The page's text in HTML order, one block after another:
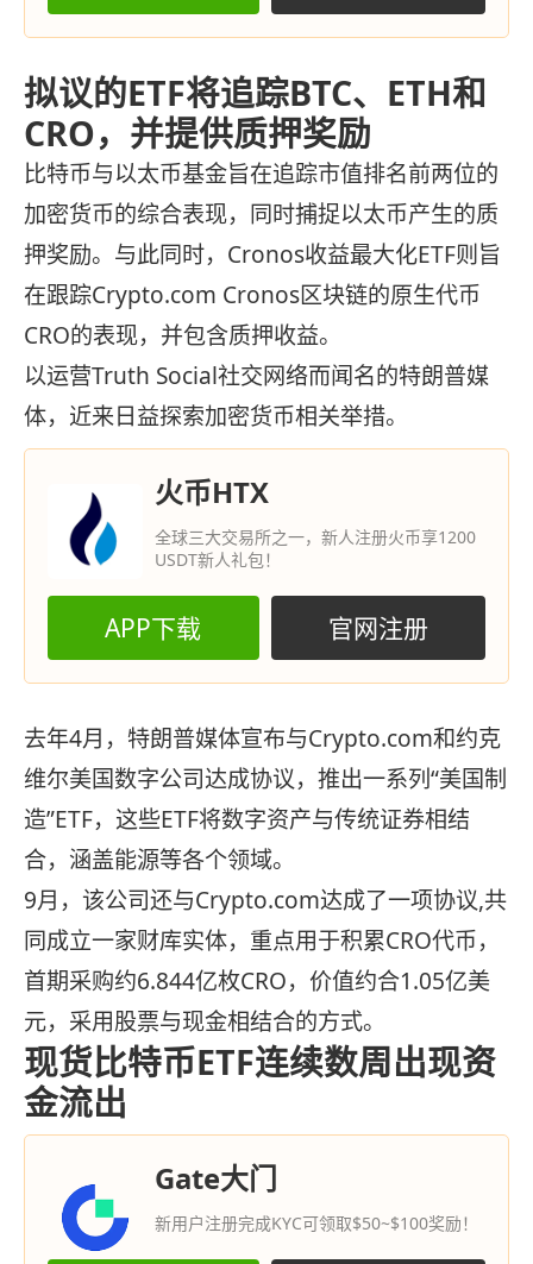
拟议的ETF将追踪BTC、ETH和
CRO，并提供质押奖励
比特币与以太币基金旨在追踪市值排名前两位的
加密货币的综合表现，同时捕捉以太币产生的质
押奖励。与此同时，Cronos收益最大化ETF则旨
在跟踪Crypto.com Cronos区块链的原生代币
CRO的表现，并包含质押收益。
以运营Truth Social社交网络而闻名的特朗普媒
体，近来日益探索加密货币相关举措。
火币HTX
全球三大交易所之一，新人注册火币享1200
USDT新人礼包！
APP下载 官网注册
去年4月，特朗普媒体宣布与Crypto.com和约克
维尔美国数字公司达成协议，推出一系列“美国制
造”ETF，这些ETF将数字资产与传统证券相结
合，涵盖能源等各个领域。
9月，该公司还与Crypto.com达成了一项协议,共
同成立一家财库实体，重点用于积累CRO代币，
首期采购约6.844亿枚CRO，价值约合1.05亿美
元，采用股票与现金相结合的方式。
现货比特币ETF连续数周出现资
金流出
Gate大门
新用户注册完成KYC可领取$50~$100奖励！